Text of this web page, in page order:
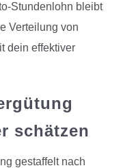
Stundenlohn bleibt
Verteilung von
dein effektiver
schätzen
gestaffelt nach